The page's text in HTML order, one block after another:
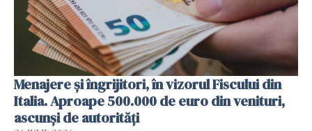
Menajere și îngrijitori, în vizorul Fiscului din
Italia. Aproape 500.000 de euro din venituri,
ascunși de autorități